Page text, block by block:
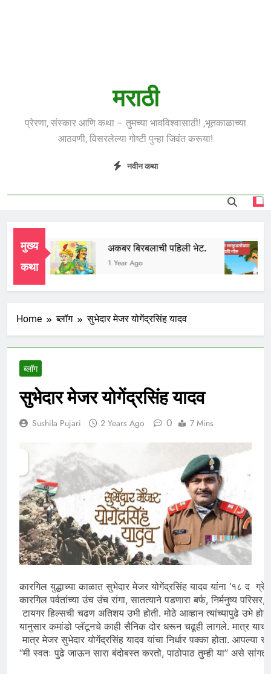
मराठी
प्रेरणा, संस्कार आणि कथा – तुमच्या भावविश्वासाठी! ,भूतकाळाच्या
आठवणी, विसरलेल्या गोष्टी पुन्हा जिवंत करूया!
नवीन कथा
मुख्य
कथा
Ago
अकबर बिरबलाची पहिली भेट.
1 Year Ago
Home ब्लॉग सुभेदार मेजर योगेंद्रसिंह यादव
ब्लॉग
सुभेदार मेजर योगेंद्रसिंह यादव
Sushila Pujari 2 Years Ago 0 7 Mins
कारगिल युद्धाच्या काळात सुभेदार मेजर योगेंद्रसिंह यादव यांना ‘१८ द
कारगिल पर्वतांच्या उंच उंच रांगा, सातत्याने पडणारा बर्फ, निर्मनुष्य
टायगर हिल्सची चढण अतिशय उभी होती. मोठे आव्हान त्यांच्यापुढे उभे
यानुसार कमांडो प्लॅटूनचे काही सैनिक दोर धरून चढूही लागले. मात्र याच
मात्र मेजर सुभेदार योगेंद्रसिंह यादव यांचा निर्धार पक्का होता. आपल्या
“मी स्वतः पुढे जाऊन सारा बंदोबस्त करतो, पाठोपाठ तुम्ही या” असे